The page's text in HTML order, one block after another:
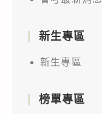
新生專區
新生專區
榜單專區